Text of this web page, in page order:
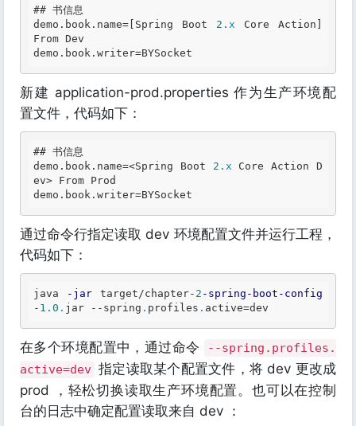
## 书信息
demo .book .name=[Spring Boot 2. x Core Action]
From Dev
demo .book .writer
新建 application-prod.properties 作为生产环境配
置文件，代码如下：
## 书信息
demo .book .name=<Spring Boot 2. x Core Action D
ev> From Prod
demo .book .writer
通过命令行指定读取 dev 环境配置文件并运行工程，
代码如下：
java -jar target/chapter- 2 -spring -boot -config
- 1.0 . jar -- spring . profiles . active=
在多个环境配置中，通过命令
--spring.profiles.
active=dev 指定读取某个配置文件，将 dev 更改成
prod ，轻松切换读取生产环境配置。也可以在控制
台的日志中确定配置读取来自 dev ：